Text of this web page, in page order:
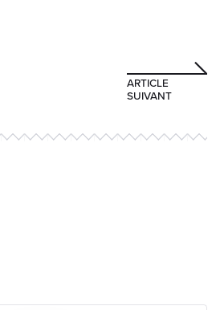
ARTICLE
SUIVANT